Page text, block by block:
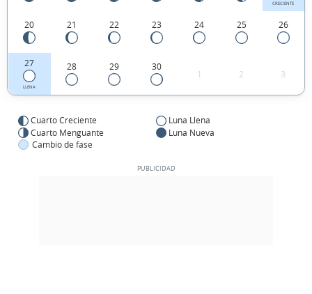
CRECIENTE
20 21 22 23 24 25 26
27
LLENA
28 29 30
1 2 3
Cuarto Creciente
Luna Llena
Cuarto Menguante
Luna Nueva
Cambio de fase